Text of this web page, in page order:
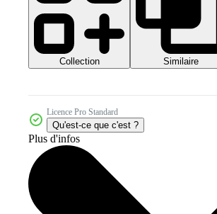
Collection Similaire
Licence Pro Standard
Qu'est-ce que c'est ?
Plus d'infos